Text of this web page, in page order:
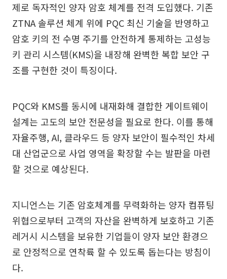
제로 독자적인 양자 암호 체계를 전격 도입했다. 기존
ZTNA 솔루션 체계 위에 PQC 최신 기술을 반영하고
암호 키의 전 수명 주기를 안전하게 통제하는 고성능
키 관리 시스템(KMS)을 내장해 완벽한 복합 보안 구
조를 구현한 것이 특징이다.
PQC와 KMS를 동시에 내재화해 결합한 게이트웨이
설계는 고도의 보안 전문성을 필요로 한다. 이를 통해
자율주행, AI, 클라우드 등 양자 보안이 필수적인 차세
대 산업군으로 사업 영역을 확장할 수는 발판을 마련
할 것으로 예상된다.
지니언스는 기존 암호체계를 무력화하는 양자 컴퓨팅
위협으로부터 고객의 자산을 완벽하게 보호하고 기존
레거시 시스템을 보유한 기업들이 양자 보안 환경으
로 안정적으로 연착륙 할 수 있도록 돕는다는 방침이
다.